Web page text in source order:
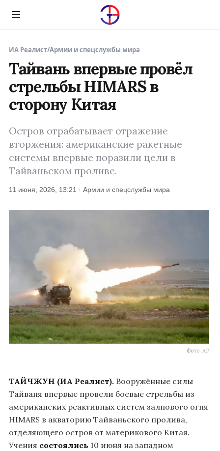
Menu
ИА Реалист/Армии и спецслужбы мира
Тайвань впервые провёл
стрельбы HIMARS в
сторону Китая
Остров отрабатывает отражение
вторжения: американские ракетные
системы впервые поразили цели в
Тайваньском проливе.
11 июня, 2026, 13:21 · Армии и спецслужбы мира
Фото: AP
ТАЙЧЖУН (ИА Реалист). Вооружённые силы
Тайваня впервые провели боевые стрельбы из
американских реактивных систем залпового огня
HIMARS в акваторию Тайваньского пролива,
отделяющего остров от материкового Китая.
Учения состоялись 10 июня на западном